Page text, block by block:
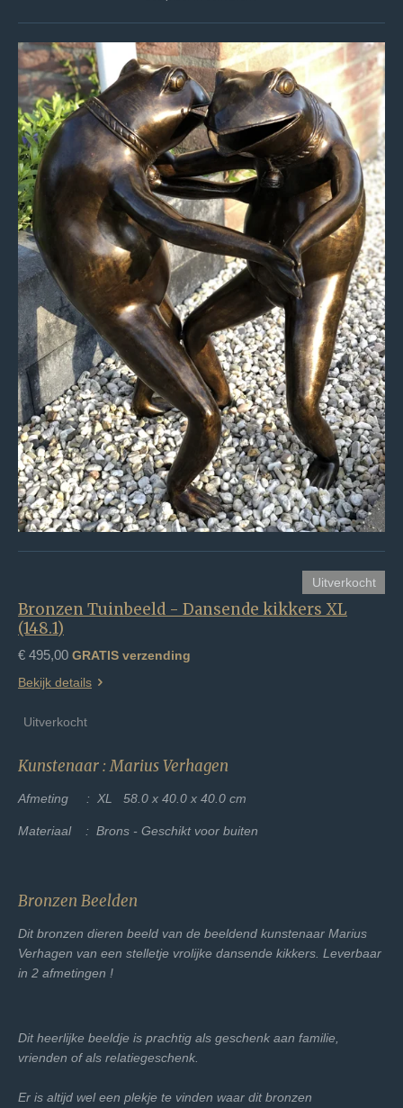
Uitverkocht
Bronzen Tuinbeeld - Dansende kikkers XL
(148.1)
€ 495,00 GRATIS verzending
Bekijk details
Uitverkocht
Kunstenaar : Marius Verhagen
Afmeting : XL 58.0 x 40.0 x 40.0 cm
Materiaal : Brons - Geschikt voor buiten
Bronzen Beelden
Dit bronzen dieren beeld van de beeldend kunstenaar Marius
Verhagen van een stelletje vrolijke dansende kikkers. Leverbaar
in 2 afmetingen !
Dit heerlijke beeldje is prachtig als geschenk aan familie,
vrienden of als relatiegeschenk.
Er is altijd wel een plekje te vinden waar dit bronzen